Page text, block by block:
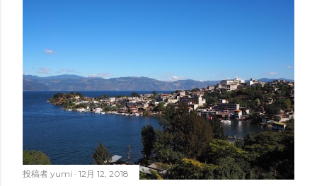
投稿者 yumi 12月 12, 2018